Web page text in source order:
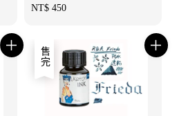
Regular
NT$ 450
售完